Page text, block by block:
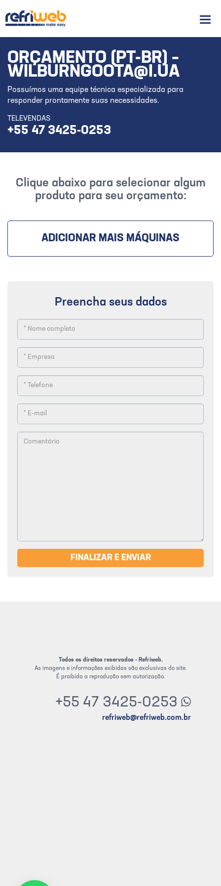
ORÇAMENTO (PT-BR) –
WILBURNGOOTA@I.UA
Possuímos uma equipe técnica especializada para
responder prontamente suas necessidades.
TELEVENDAS
+55 47 3425-0253
Clique abaixo para selecionar algum
produto para seu orçamento:
ADICIONAR MAIS MÁQUINAS
Preencha seus dados
FINALIZAR E ENVIAR
Todos os direitos reservados - Refriweb.
As imagens e informações exibidas são exclusivas do site.
É proibida a reprodução sem autorização.
+55 47 3425-0253
refriweb@refriweb.com.br